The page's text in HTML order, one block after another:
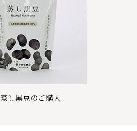
蒸し黒豆のご購入